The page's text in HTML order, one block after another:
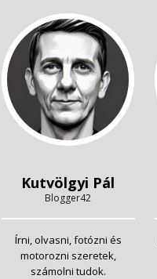
Kutvölgyi Pál
Blogger42
Írni, olvasni, fotózni és
motorozni szeretek,
számolni tudok.